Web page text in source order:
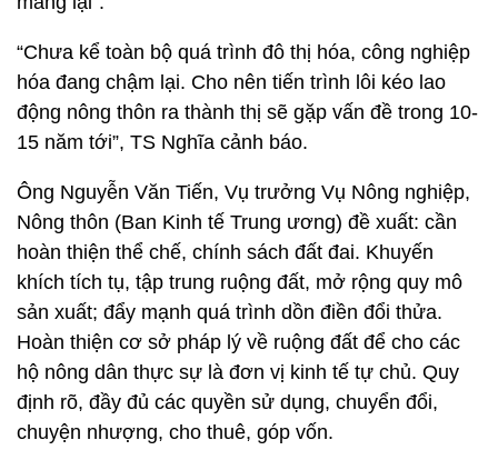
“Chưa kể toàn bộ quá trình đô thị hóa, công nghiệp
hóa đang chậm lại. Cho nên tiến trình lôi kéo lao
động nông thôn ra thành thị sẽ gặp vấn đề trong 10-
15 năm tới”, TS Nghĩa cảnh báo.
Ông Nguyễn Văn Tiến, Vụ trưởng Vụ Nông nghiệp,
Nông thôn (Ban Kinh tế Trung ương) đề xuất: cần
hoàn thiện thể chế, chính sách đất đai. Khuyến
khích tích tụ, tập trung ruộng đất, mở rộng quy mô
sản xuất; đẩy mạnh quá trình dồn điền đổi thửa.
Hoàn thiện cơ sở pháp lý về ruộng đất để cho các
hộ nông dân thực sự là đơn vị kinh tế tự chủ. Quy
định rõ, đầy đủ các quyền sử dụng, chuyển đổi,
chuyện nhượng, cho thuê, góp vốn.